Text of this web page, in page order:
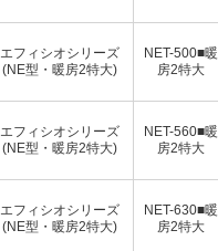
エフィシオシリーズ
(NE型・暖房2特大)
NET-500■暖
房2特大
エフィシオシリーズ
(NE型・暖房2特大)
NET-560■暖
房2特大
エフィシオシリーズ
(NE型・暖房2特大)
NET-630■暖
房2特大